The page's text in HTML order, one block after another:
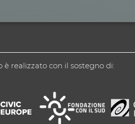
è realizzato con il sostegno di: